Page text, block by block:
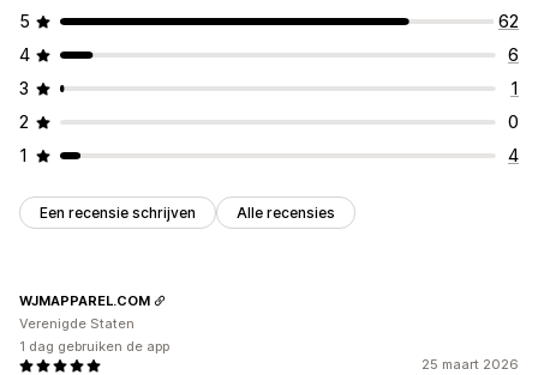
5
62
4
6
3
1
2
0
1
4
Een recensie schrijven Alle recensies
25 maart 2026
WJMAPPAREL.COM
Verenigde Staten
1 dag gebruiken de app